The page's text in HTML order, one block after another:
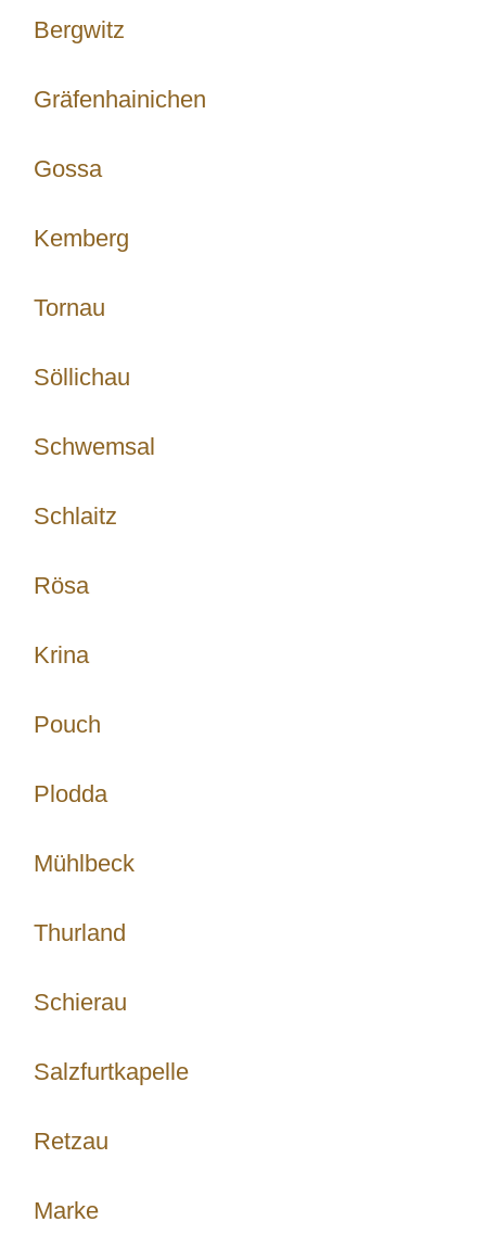
Bergwitz
Gräfenhainichen
Gossa
Kemberg
Tornau
Söllichau
Schwemsal
Schlaitz
Rösa
Krina
Pouch
Plodda
Mühlbeck
Thurland
Schierau
Salzfurtkapelle
Retzau
Marke